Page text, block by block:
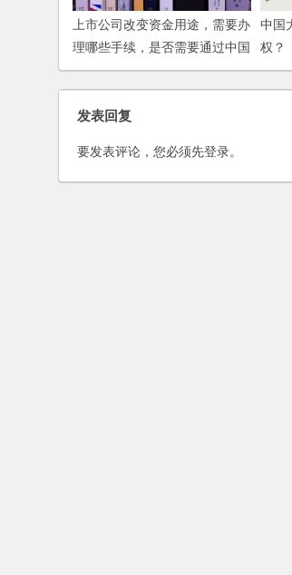
上市公司改变资金用途，需要办
理哪些手续，是否需要通过中国
证监会的批准？
中国
权？
发表回复
要发表评论，您必须先登录。